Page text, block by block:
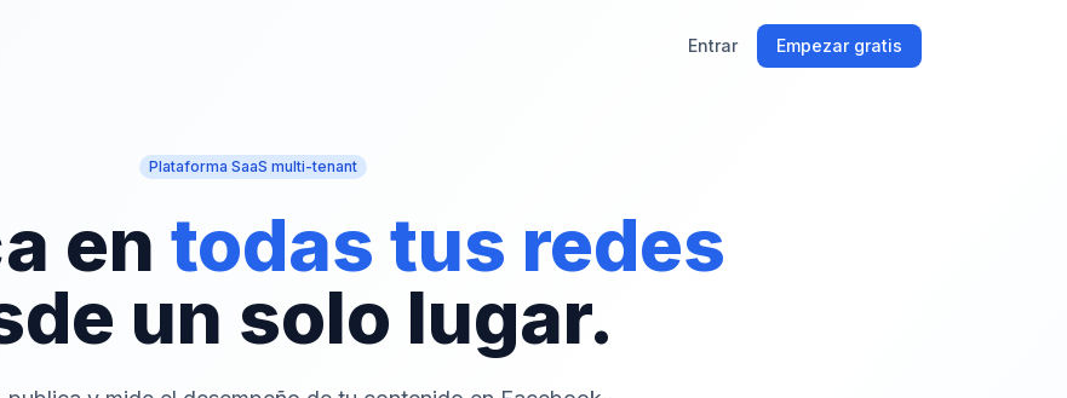
Entrar Empezar gratis
Plataforma SaaS multi-tenant
en todas tus redes
un solo lugar.